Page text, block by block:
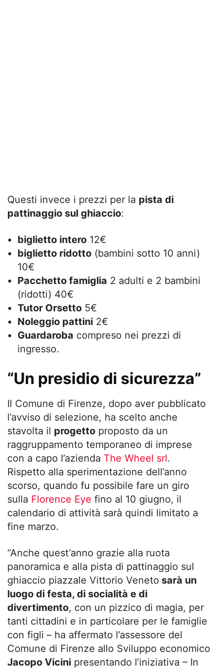
Questi invece i prezzi per la pista di
pattinaggio sul ghiaccio:
biglietto intero 12€
biglietto ridotto (bambini sotto 10 anni)
10€
Pacchetto famiglia 2 adulti e 2 bambini
(ridotti) 40€
Tutor Orsetto 5€
Noleggio pattini 2€
Guardaroba compreso nei prezzi di
ingresso.
“Un presidio di sicurezza”
Il Comune di Firenze, dopo aver pubblicato
l’avviso di selezione, ha scelto anche
stavolta il progetto proposto da un
raggruppamento temporaneo di imprese
con a capo l’azienda The Wheel srl.
Rispetto alla sperimentazione dell’anno
scorso, quando fu possibile fare un giro
sulla Florence Eye fino al 10 giugno, il
calendario di attività sarà quindi limitato a
fine marzo.
“Anche quest’anno grazie alla ruota
panoramica e alla pista di pattinaggio sul
ghiaccio piazzale Vittorio Veneto sarà un
luogo di festa, di socialità e di
divertimento, con un pizzico di magia, per
tanti cittadini e in particolare per le famiglie
con figli – ha affermato l’assessore del
Comune di Firenze allo Sviluppo economico
Jacopo Vicini presentando l’iniziativa – In